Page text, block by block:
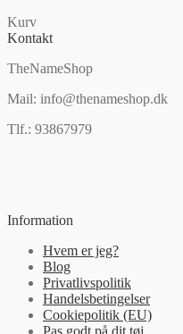
Kurv
Kontakt
TheNameShop
Mail: info@thenameshop.dk
Tlf.: 93867979
Information
Hvem er jeg?
Blog
Privatlivspolitik
Handelsbetingelser
Cookiepolitik (EU)
Pas godt på dit tøj